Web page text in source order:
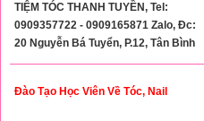
TIỆM TÓC THANH TUYỀN, Tel:
0909357722 - 0909165871 Zalo, Đc:
20 Nguyễn Bá Tuyển, P.12, Tân Bình
Đào Tạo Học Viên Về Tóc, Nail